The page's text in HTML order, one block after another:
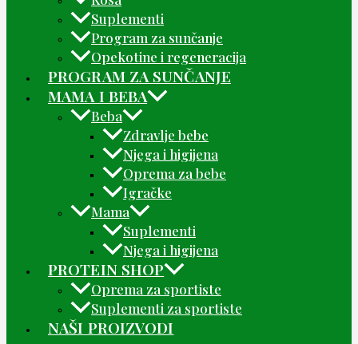
Suplementi
Program za sunčanje
Opekotine i regeneracija
PROGRAM ZA SUNČANJE
MAMA I BEBA
Beba
Zdravlje bebe
Njega i higijena
Oprema za bebe
Igračke
Mama
Suplementi
Njega i higijena
PROTEIN SHOP
Oprema za sportiste
Suplementi za sportiste
NAŠI PROIZVODI